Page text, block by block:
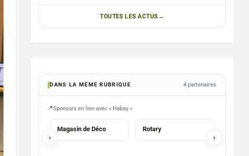
TOUTES LES ACTUS
DANS LA MEME RUBRIQUE 4 partenaires
Sponsors en lien avec « Habay »
‹ ›
COMMERCES
Magasin de Déco Rotary